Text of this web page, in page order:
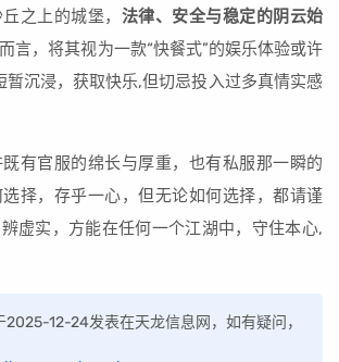
之上的城堡， 法律、安全与稳定的阴云始
言，将其视为一款“快餐式”的娱乐体验或许
沉浸，获取快乐,但切忌投入过多真情实感
有官服的绵长与厚重，也有私服那一瞬的
择，存乎一心，但无论如何选择，都请谨
虚实，方能在任何一个江湖中，守住本心,
12-24发表在天龙信息网，如有疑问，